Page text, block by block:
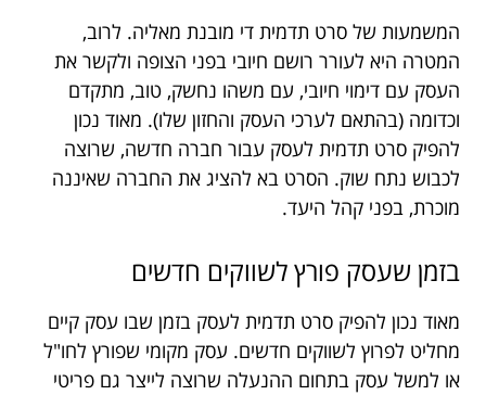
המשמעות של סרט תדמית די מובנת מאליה. לרוב,
המטרה היא לעורר רושם חיובי בפני הצופה ולקשר את
העסק עם דימוי חיובי, עם משהו נחשק, טוב, מתקדם
וכדומה (בהתאם לערכי העסק והחזון שלו). מאוד נכון
להפיק סרט תדמית לעסק עבור חברה חדשה, שרוצה
לכבוש נתח שוק. הסרט בא להציג את החברה שאיננה
מוכרת, בפני קהל היעד.
בזמן שעסק פורץ לשווקים חדשים
מאוד נכון להפיק סרט תדמית לעסק בזמן שבו עסק קיים
מחליט לפרוץ לשווקים חדשים. עסק מקומי שפורץ לחו"ל
או למשל עסק בתחום ההנעלה שרוצה לייצר גם פריטי